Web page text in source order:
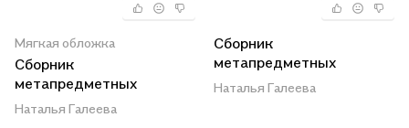
Мягкая обложка
Сборник
метапредметных
заданий для начальной
Наталья Галеева
Сборник
метапредметных
заданий для начальной
Наталья Галеева